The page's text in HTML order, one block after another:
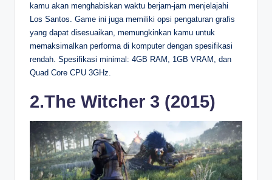
kamu akan menghabiskan waktu berjam-jam menjelajahi
Los Santos. Game ini juga memiliki opsi pengaturan grafis
yang dapat disesuaikan, memungkinkan kamu untuk
memaksimalkan performa di komputer dengan spesifikasi
rendah. Spesifikasi minimal: 4GB RAM, 1GB VRAM, dan
Quad Core CPU 3GHz.
2.The Witcher 3 (2015)